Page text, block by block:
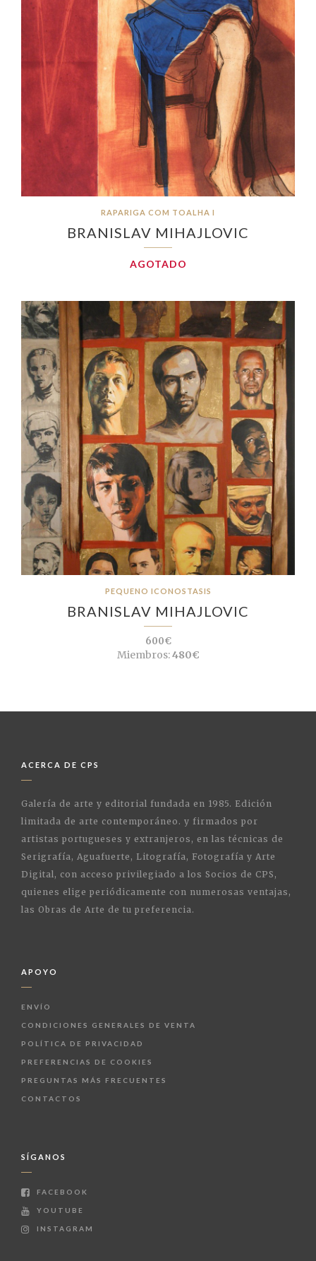
RAPARIGA COM TOALHA I
BRANISLAV MIHAJLOVIC
AGOTADO
PEQUENO ICONOSTASIS
BRANISLAV MIHAJLOVIC
600€
Miembros:480€
ACERCA DE CPS
Galería de arte y editorial fundada en 1985. Edición
limitada de arte contemporáneo. y firmados por
artistas portugueses y extranjeros, en las técnicas de
Serigrafía, Aguafuerte, Litografía, Fotografía y Arte
Digital, con acceso privilegiado a los Socios de CPS,
quienes elige periódicamente con numerosas ventajas,
las Obras de Arte de tu preferencia.
APOYO
ENVÍO
CONDICIONES GENERALES DE VENTA
POLÍTICA DE PRIVACIDAD
PREFERENCIAS DE COOKIES
PREGUNTAS MÁS FRECUENTES
CONTACTOS
SÍGANOS
FACEBOOK
YOUTUBE
INSTAGRAM